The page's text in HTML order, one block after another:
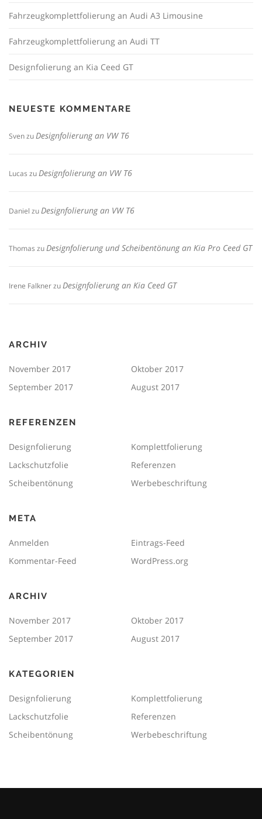
Fahrzeugkomplettfolierung an Audi A3 Limousine
Fahrzeugkomplettfolierung an Audi TT
Designfolierung an Kia Ceed GT
NEUESTE KOMMENTARE
SvenzuDesignfolierung an VW T6
Lucas zuDesignfolierung an VW T6
Daniel zuDesignfolierung an VW T6
Thomas zuDesignfolierung und Scheibentönung an Kia Pro Ceed GT
Irene FalknerzuDesignfolierung an Kia Ceed GT
ARCHIV
November 2017
Oktober 2017
September 2017
August 2017
REFERENZEN
Designfolierung
Komplettfolierung
Lackschutzfolie
Referenzen
Scheibentönung
Werbebeschriftung
META
Anmelden
Eintrags-Feed
Kommentar-Feed
WordPress.org
ARCHIV
November 2017
Oktober 2017
September 2017
August 2017
KATEGORIEN
Designfolierung
Komplettfolierung
Lackschutzfolie
Referenzen
Scheibentönung
Werbebeschriftung